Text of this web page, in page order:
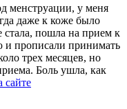
менструации, у меня
даже к коже было
стала, пошла на прием к
и прописали принимать
трех месяцев, но
Боль ушла, как
сайте